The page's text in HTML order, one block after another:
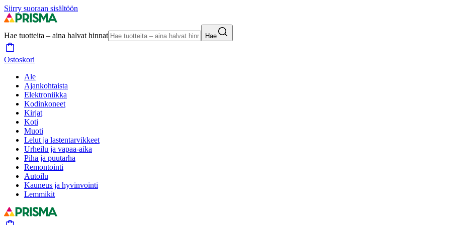
Siirry suoraan sisältöön
Hae tuotteita – aina halvat hinnat Hae
Ostoskori
Ale
Ajankohtaista
Elektroniikka
Kodinkoneet
Kirjat
Koti
Muoti
Lelut ja lastentarvikkeet
Urheilu ja vapaa-aika
Piha ja puutarha
Remontointi
Autoilu
Kauneus ja hyvinvointi
Lemmikit